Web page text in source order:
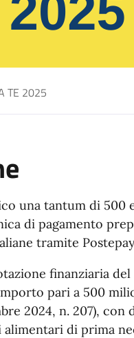
TE 2025
una tantum di 500
di pagamento
tramite
finanziaria
pari a 500
2024, n. 207),
di prima